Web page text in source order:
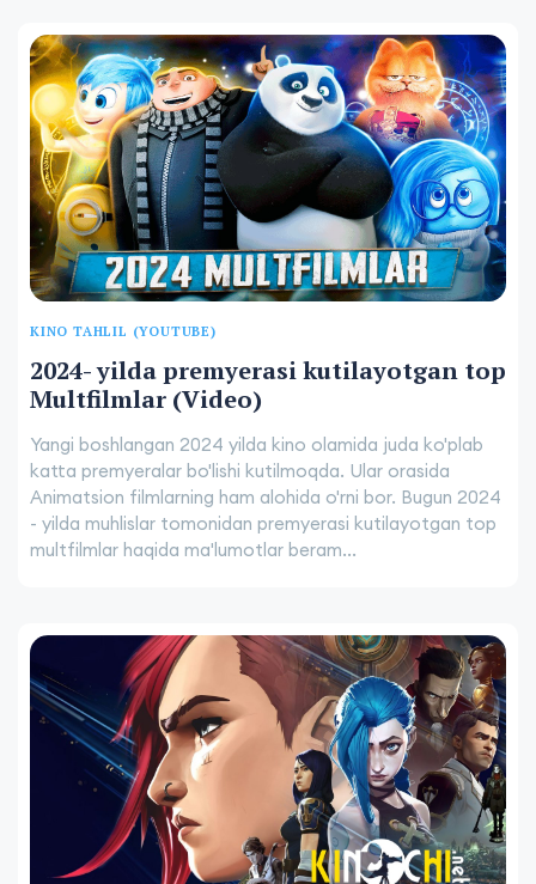
KINO TAHLIL (YOUTUBE)
2024- yilda premyerasi kutilayotgan top
Multfilmlar (Video)
Yangi boshlangan 2024 yilda kino olamida juda ko'plab
katta premyeralar bo'lishi kutilmoqda. Ular orasida
Animatsion filmlarning ham alohida o'rni bor. Bugun 2024
- yilda muhlislar tomonidan premyerasi kutilayotgan top
multfilmlar haqida ma'lumotlar beram...